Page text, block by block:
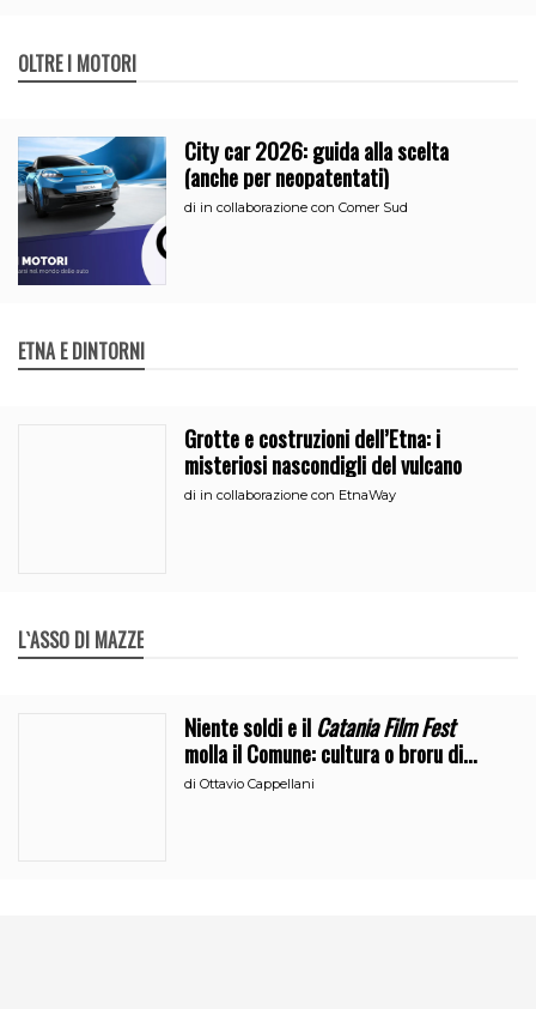
OLTRE I MOTORI
City car 2026: guida alla scelta
(anche per neopatentati)
di in collaborazione con Comer Sud
ETNA E DINTORNI
Grotte e costruzioni dell’Etna: i
misteriosi nascondigli del vulcano
di in collaborazione con EtnaWay
L`ASSO DI MAZZE
Niente soldi e ilCatania Film Fest
molla il Comune: cultura o broru di
ciciri?
diOttavio Cappellani